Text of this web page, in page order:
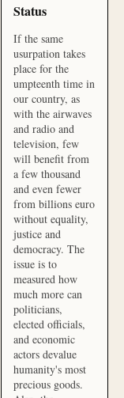
Status
If the same
usurpation takes
place for the
umpteenth time in
our country, as
with the airwaves
and radio and
television, few
will benefit from
a few thousand
and even fewer
from billions euro
without equality,
justice and
democracy. The
issue is to
measured how
much more can
politicians,
elected officials,
and economic
actors devalue
humanity's most
precious goods.